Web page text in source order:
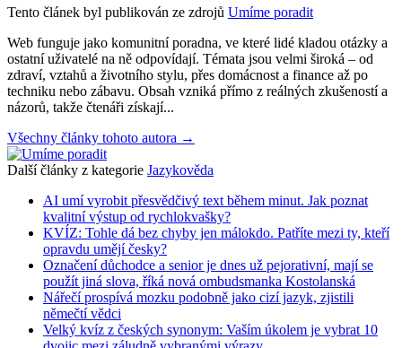
Tento článek byl publikován ze zdrojů Umíme poradit
Web funguje jako komunitní poradna, ve které lidé kladou otázky a
ostatní uživatelé na ně odpovídají. Témata jsou velmi široká – od
zdraví, vztahů a životního stylu, přes domácnost a finance až po
techniku nebo zábavu. Obsah vzniká přímo z reálných zkušeností a
názorů, takže čtenáři získají...
Všechny články tohoto autora →
Další články z kategorie Jazykověda
AI umí vyrobit přesvědčivý text během minut. Jak poznat
kvalitní výstup od rychlokvašky?
KVÍZ: Tohle dá bez chyby jen málokdo. Patříte mezi ty, kteří
opravdu umějí česky?
Označení důchodce a senior je dnes už pejorativní, mají se
použít jiná slova, říká nová ombudsmanka Kostolanská
Nářečí prospívá mozku podobně jako cizí jazyk, zjistili
němečtí vědci
Velký kvíz z českých synonym: Vaším úkolem je vybrat 10